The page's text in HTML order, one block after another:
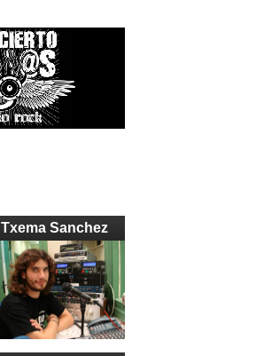
Txema Sanchez